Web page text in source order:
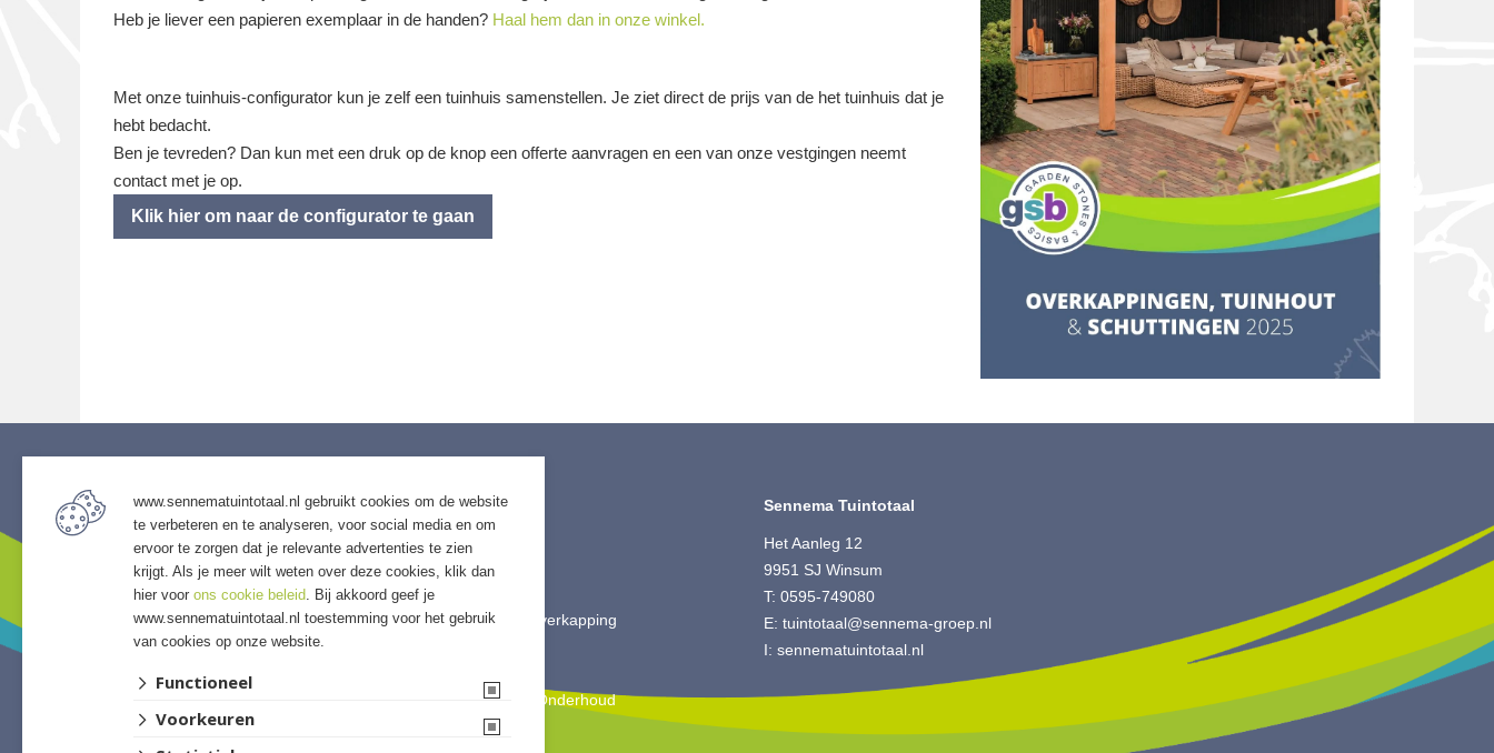
Heb je liever een papieren exemplaar in de handen? Haal hem dan in onze winkel.
Met onze tuinhuis-configurator kun je zelf een tuinhuis samenstellen. Je ziet direct de prijs van de het tuinhuis dat je
hebt bedacht.
Ben je tevreden? Dan kun met een druk op de knop een offerte aanvragen en een van onze vestgingen neemt
contact met je op.
Klik hier om naar de configurator te gaan
Service
• Algemene voorwaarden
• Klantenservice
• Privacyverklaring
• Over GSB
• Andere GSB-vestigingen
Assortiment
• Bestrating
• Grind & Split
• Tuinhuis & Overkapping
• Afwerking & Onderhoud
Sennema Tuintotaal
Het Aanleg 12
9951 SJ Winsum
T: 0595-749080
E: tuintotaal@sennema-groep.nl
I: sennematuintotaal.nl
www.sennematuintotaal.nl gebruikt cookies om de website
te verbeteren en te analyseren, voor social media en om
ervoor te zorgen dat je relevante advertenties te zien
krijgt. Als je meer wilt weten over deze cookies, klik dan
hier voor ons cookie beleid. Bij akkoord geef je
www.sennematuintotaal.nl toestemming voor het gebruik
van cookies op onze website.
Functioneel
Voorkeuren